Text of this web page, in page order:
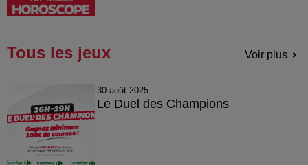
Tous les jeux Voir plus
30 août 2025
Le Duel des Champions